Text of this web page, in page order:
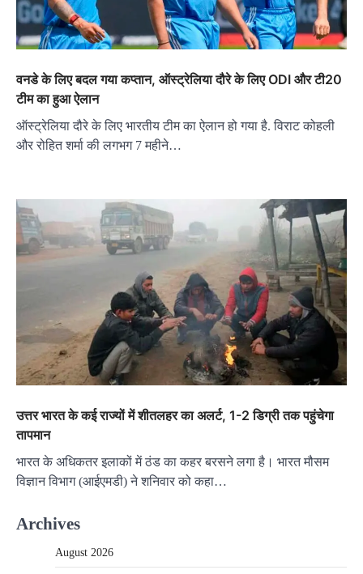
वनडे के लिए बदल गया कप्तान, ऑस्ट्रेलिया दौरे के लिए ODI और टी20
टीम का हुआ ऐलान
ऑस्ट्रेलिया दौरे के लिए भारतीय टीम का ऐलान हो गया है. विराट कोहली
और रोहित शर्मा की लगभग 7 महीने…
उत्तर भारत के कई राज्यों में शीतलहर का अलर्ट, 1-2 डिग्री तक पहुंचेगा
तापमान
भारत के अधिकतर इलाकों में ठंड का कहर बरसने लगा है। भारत मौसम
विज्ञान विभाग (आईएमडी) ने शनिवार को कहा…
Archives
August 2026